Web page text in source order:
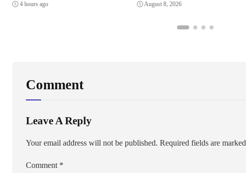
4 hours ago August 8, 2026
Comment
Leave A Reply
Your email address will not be published. Required fields are marked
Comment *